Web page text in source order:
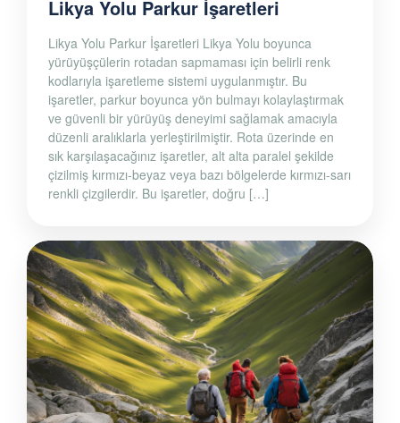
Likya Yolu Parkur İşaretleri
Likya Yolu Parkur İşaretleri Likya Yolu boyunca
yürüyüşçülerin rotadan sapmaması için belirli renk
kodlarıyla işaretleme sistemi uygulanmıştır. Bu
işaretler, parkur boyunca yön bulmayı kolaylaştırmak
ve güvenli bir yürüyüş deneyimi sağlamak amacıyla
düzenli aralıklarla yerleştirilmiştir. Rota üzerinde en
sık karşılaşacağınız işaretler, alt alta paralel şekilde
çizilmiş kırmızı-beyaz veya bazı bölgelerde kırmızı-sarı
renkli çizgilerdir. Bu işaretler, doğru […]